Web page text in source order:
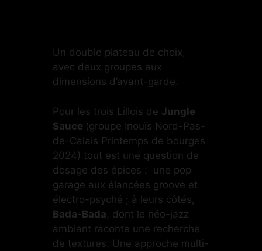
Un double plateau de choix,
avec deux groupes aux
dimensions d’avant-garde.
Pour les trois Lillois de Jungle
Sauce (groupe Inouïs Nord-Pas-
de-Calais Printemps de bourges
2024) tout est une question de
dosage des épices : une pop
garage aux élancées groove et
électro-psyché ; à leurs côtés,
Bada-Bada , dont le néo-jazz
ambiant raconte une recherche
de textures. Une approche multi-